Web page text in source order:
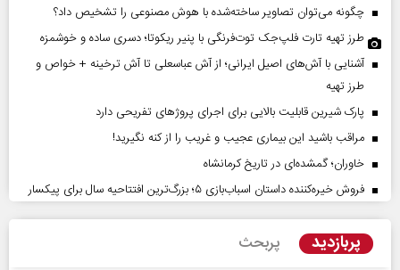
چگونه می‌توان تصاویر ساخته‌شده با هوش مصنوعی را تشخیص داد؟
طرز تهیه تارت فلپ‌جک توت‌فرنگی با پنیر ریکوتا؛ دسری ساده و خوشمزه
آشنایی با آش‌های اصیل ایرانی؛ از آش عباسعلی تا آش ترخینه + خواص و
طرز تهیه
پارک شیرین قابلیت‌ بالایی برای اجرای پروژهای تفریحی دارد
مراقب باشید این بیماری عجیب و غریب را از کنه نگیرید!
خاوران؛ گمشده‌ای در تاریخ کرمانشاه
فروش خیره‌کننده داستان اسباب‌بازی ۵؛ بزرگ‌ترین افتتاحیه سال برای پیکسار
پربازدید پربحث